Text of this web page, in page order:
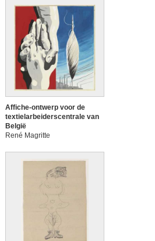
Affiche-ontwerp voor de
textielarbeiderscentrale van
België
René Magritte